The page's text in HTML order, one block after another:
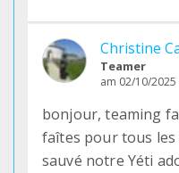
Christine
Teamer
am 02/10/2025
bonjour, teaming
faîtes pour tous
sauvé notre Yéti